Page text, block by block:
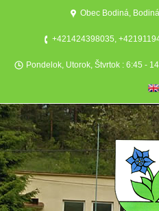
Obec Bodiná,
+421424398035,
Pondelok, Utorok, Štvrtok : 6:45 -